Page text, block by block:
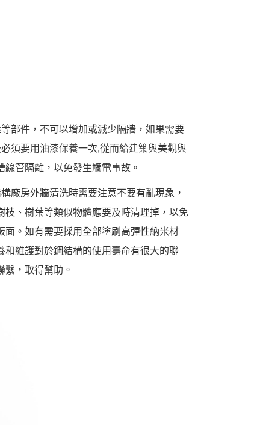
部件，不可以增加或減少隔牆，如果需要
須要用油漆保養一次,從而給建築與美觀與
管隔離，以免發生觸電事故。
廠房外牆清洗時需要注意不要有亂現象，
、樹葉等類似物體應要及時清理掉，以免
。如有需要採用全部塗刷高彈性納米材
維護對於鋼結構的使用壽命有很大的聯
，取得幫助。